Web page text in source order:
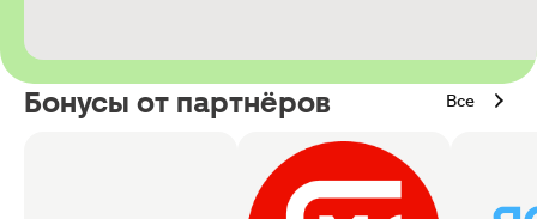
Бонусы от партнёров Все